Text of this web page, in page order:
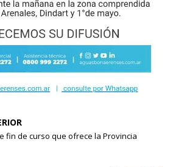
fin de curso que ofrece la Provincia